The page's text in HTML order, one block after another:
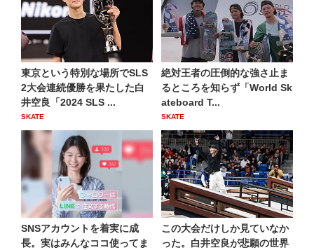
東京という特別な場所でSLS
2大会連続優勝を果たした白
井空良「2024 SLS ...
SKATE
絶対王者の圧倒的な強さ止ま
るところを知らず「World Sk
ateboard T...
SKATE
SNSアカウントを着実に成
長。実はみんなココ使ってま
この大会だけしか見ていなか
った。白井空良が悲願の世界